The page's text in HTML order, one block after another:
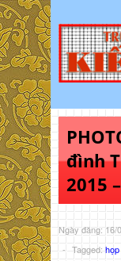
đình
2015
Ngày đăng: 16/
- Tagged: